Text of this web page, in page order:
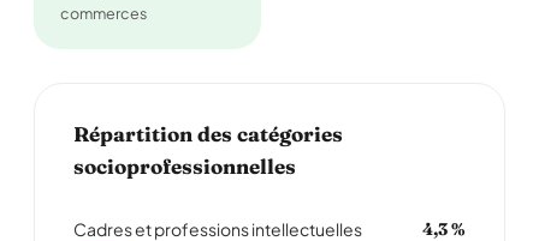
commerces
Répartition des catégories
socioprofessionnelles
Cadres et professions intellectuelles 4,3 %